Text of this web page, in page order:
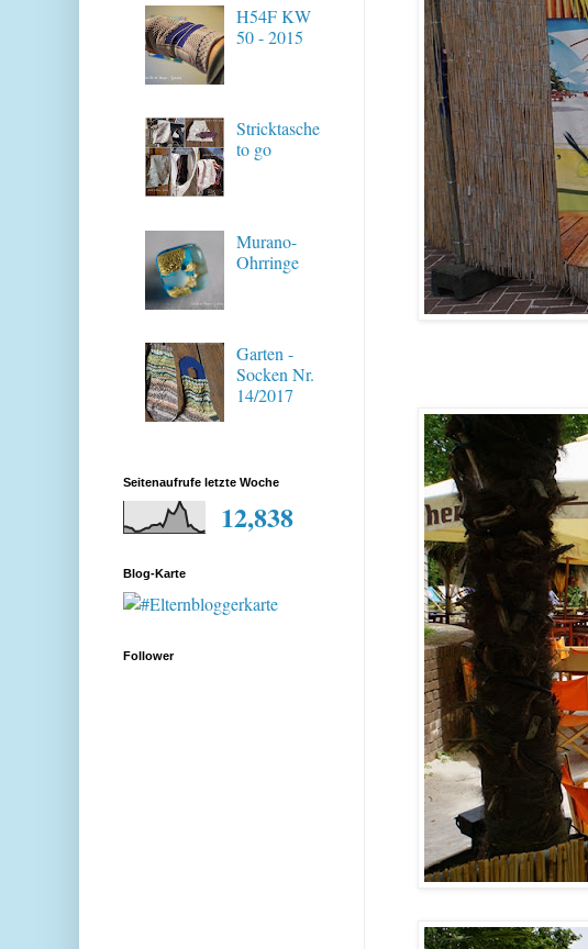
H54F KW
50 - 2015
Stricktasche
to go
Murano-
Ohrringe
Garten -
Socken Nr.
14/2017
Seitenaufrufe letzte Woche
12,838
Blog-Karte
Follower